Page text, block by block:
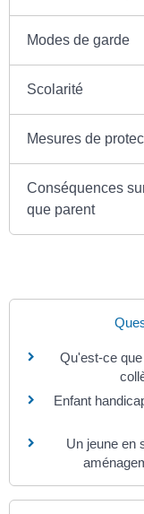
Modes de garde
Scolarité
Mesures de
Conséquences
que parent
Qu'est-ce
Enfant
Un jeune en